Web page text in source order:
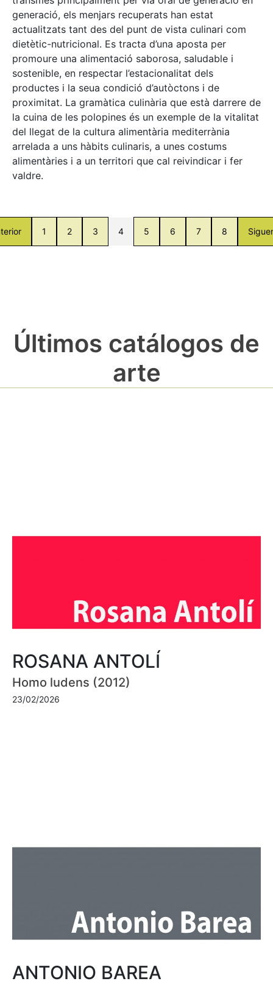
generació, els menjars recuperats han estat
actualitzats tant des del punt de vista culinari com
dietètic-nutricional. Es tracta d’una aposta per
promoure una alimentació saborosa, saludable i
sostenible, en respectar l’estacionalitat dels
productes i la seua condició d’autòctons i de
proximitat. La gramàtica culinària que està darrere de
la cuina de les polopines és un exemple de la vitalitat
del llegat de la cultura alimentària mediterrània
arrelada a uns hàbits culinaris, a unes costums
alimentàries i a un territori que cal reivindicar i fer
valdre.
1 2 3 4 5 6 7 8
Últimos catálogos de
arte
ROSANA ANTOLÍ
Homo ludens (2012)
23/02/2026
ANTONIO BAREA